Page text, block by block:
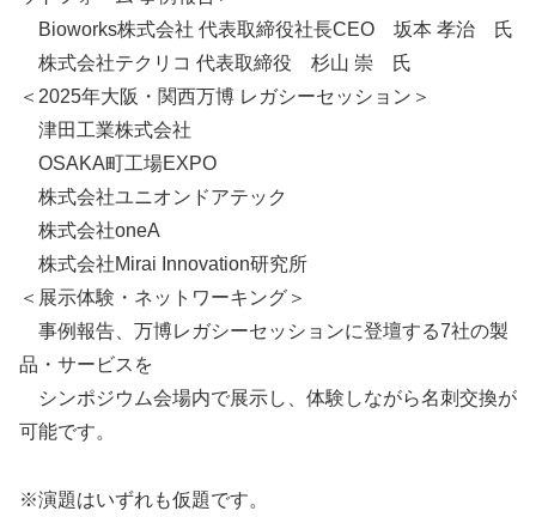
Bioworks株式会社 代表取締役社長CEO 坂本 孝治 氏
株式会社テクリコ 代表取締役 杉山 崇 氏
＜2025年大阪・関西万博 レガシーセッション＞
津田工業株式会社
OSAKA町工場EXPO
株式会社ユニオンドアテック
株式会社oneA
株式会社Mirai Innovation研究所
＜展示体験・ネットワーキング＞
事例報告、万博レガシーセッションに登壇する7社の製
品・サービスを
シンポジウム会場内で展示し、体験しながら名刺交換が
可能です。
※演題はいずれも仮題です。